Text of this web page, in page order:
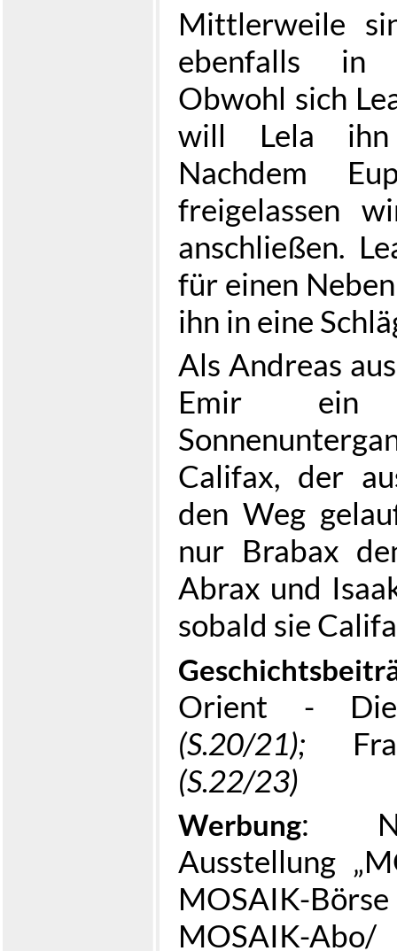
Mittlerweile
ebenfalls in
Obwohl sich
will Lela ihn
Nachdem
freigelassen
anschließen.
für einen
ihn in eine
Als Andreas
Emir ein
Califax, der
den Weg
nur Brabax
Abrax und
sobald sie
Orient - Die
(S.20/21);
(S.22/23)
Werbung:
Ausstellung
MOSAIK-
MOSAIK-